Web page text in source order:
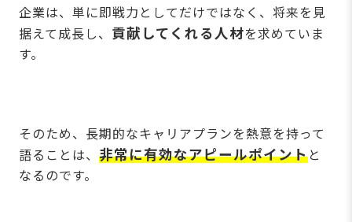
企業は、単に即戦力としてだけではなく、将来を見
据えて成長し、 貢献してくれる人材を求めていま
す。
そのため、長期的なキャリアプランを熱意を持って
語ることは、 非常に有効なアピールポイントと
なるのです。